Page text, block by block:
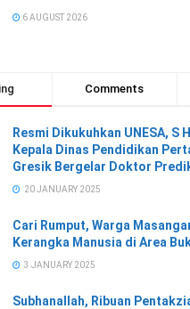
6 AUGUST 2026
Comments
Resmi Dikukuhkan UNESA, S
Kepala Dinas Pendidikan
Gresik Bergelar Doktor
20 JANUARY 2025
Cari Rumput, Warga
Kerangka Manusia di Area
3 JANUARY 2025
Subhanallah, Ribuan